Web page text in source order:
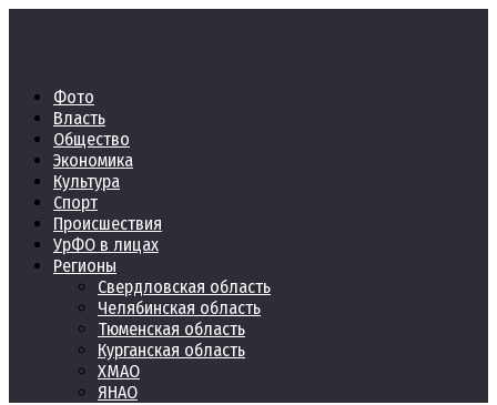
Фото
Власть
Общество
Экономика
Культура
Спорт
Происшествия
УрФО в лицах
Регионы
Свердловская область
Челябинская область
Тюменская область
Курганская область
ХМАО
ЯНАО